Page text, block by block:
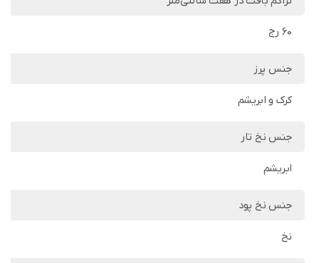
60 رج
جنس پرز
کرک و ابریشم
جنس نخ تار
ابریشم
جنس نخ پود
نخ